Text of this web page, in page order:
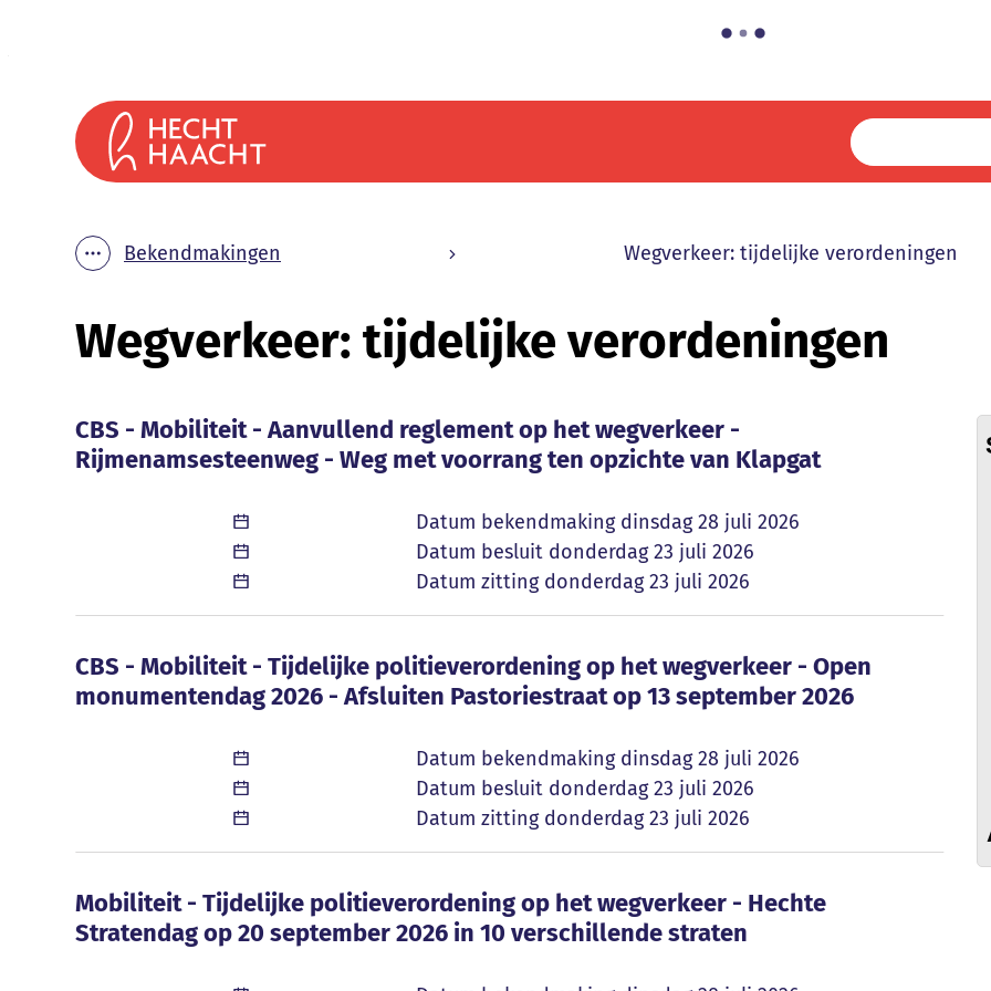
Gemeente Haacht
Toon alle broodkruimel items
Bekendmakingen Wegverkeer: tijdelijke verordeningen
Wegverkeer: tijdelijke verordeningen
Bekendmakingen
CBS - Mobiliteit - Aanvullend reglement op het wegverkeer -
CBS - Mobiliteit - Aanvullend reglement op het wegverkeer -
Rijmenamsesteenweg - Weg met voorrang ten opzichte van Klapgat
Datum bekendmaking dinsdag 28 juli 2026
Datum besluit donderdag 23 juli 2026
Datum zitting donderdag 23 juli 2026
CBS - Mobiliteit - Tijdelijke politieverordening op het wegverkeer - Open
CBS - Mobiliteit - Tijdelijke politieverordening op het wegverkeer - Open
monumentendag 2026 - Afsluiten Pastoriestraat op 13 september 2026
Datum bekendmaking dinsdag 28 juli 2026
Datum besluit donderdag 23 juli 2026
Datum zitting donderdag 23 juli 2026
Mobiliteit - Tijdelijke politieverordening op het wegverkeer - Hechte Stratendag
Mobiliteit - Tijdelijke politieverordening op het wegverkeer - Hechte
Stratendag op 20 september 2026 in 10 verschillende straten